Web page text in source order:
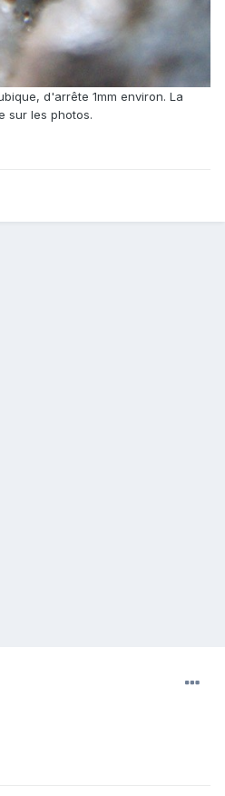
d'arrête 1mm environ. La
sur les photos.